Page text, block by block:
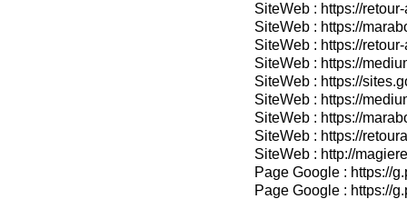
SiteWeb : https://
SiteWeb : https://
SiteWeb : https://
SiteWeb : https://
SiteWeb : https://
SiteWeb : https://
SiteWeb : https://
SiteWeb : https://
SiteWeb : http://
Page Google : https://
Page Google : https://